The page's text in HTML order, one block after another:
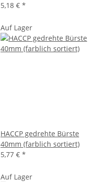
5,18 € *
Auf Lager
HACCP gedrehte Bürste
40mm (farblich sortiert)
5,77 € *
Auf Lager